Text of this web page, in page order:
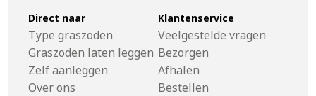
Direct naar
Type graszoden
Graszoden laten leggen
Zelf aanleggen
Over ons
Klantenservice
Veelgestelde vragen
Bezorgen
Afhalen
Bestellen